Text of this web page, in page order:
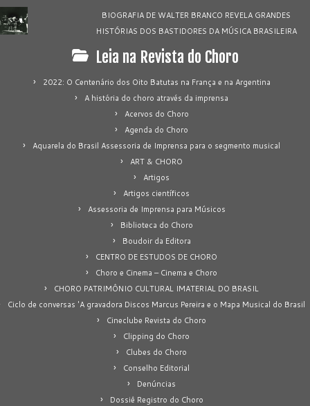
BIOGRAFIA DE WALTER BRANCO REVELA GRANDES
HISTÓRIAS DOS BASTIDORES DA MÚSICA BRASILEIRA
Leia na Revista do Choro
2022: O Centenário dos Oito Batutas na França e na Argentina
A história do choro através da imprensa
Acervos do Choro
Agenda do Choro
Aquarela do Brasil Assessoria de Imprensa para o segmento musical
ART & CHORO
Artigos
Artigos científicos
Assessoria de Imprensa para Músicos
Biblioteca do Choro
Boudoir da Editora
CENTRO DE ESTUDOS DE CHORO
Choro e Cinema – Cinema e Choro
CHORO PATRIMÔNIO CULTURAL IMATERIAL DO BRASIL
Ciclo de conversas 'A gravadora Discos Marcus Pereira e o Mapa Musical do Brasil
Cineclube Revista do Choro
Clipping do Choro
Clubes do Choro
Conselho Editorial
Denúncias
Dossiê Registro do Choro